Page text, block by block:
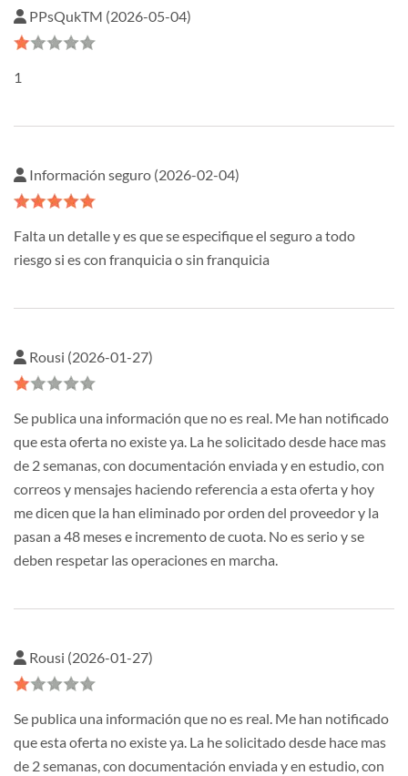
PPsQukTM (2026-05-04)
1
Información seguro (2026-02-04)
Falta un detalle y es que se especifique el seguro a todo
riesgo si es con franquicia o sin franquicia
Rousi (2026-01-27)
Se publica una información que no es real. Me han notificado
que esta oferta no existe ya. La he solicitado desde hace mas
de 2 semanas, con documentación enviada y en estudio, con
correos y mensajes haciendo referencia a esta oferta y hoy
me dicen que la han eliminado por orden del proveedor y la
pasan a 48 meses e incremento de cuota. No es serio y se
deben respetar las operaciones en marcha.
Rousi (2026-01-27)
Se publica una información que no es real. Me han notificado
que esta oferta no existe ya. La he solicitado desde hace mas
de 2 semanas, con documentación enviada y en estudio, con